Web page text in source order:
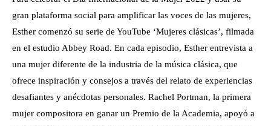
gran plataforma social para amplificar las voces de las mujeres,
Esther comenzó su serie de YouTube ‘Mujeres clásicas’, filmada
en el estudio Abbey Road. En cada episodio, Esther entrevista a
una mujer diferente de la industria de la música clásica, que
ofrece inspiración y consejos a través del relato de experiencias
desafiantes y anécdotas personales. Rachel Portman, la primera
mujer compositora en ganar un Premio de la Academia, apoyó a